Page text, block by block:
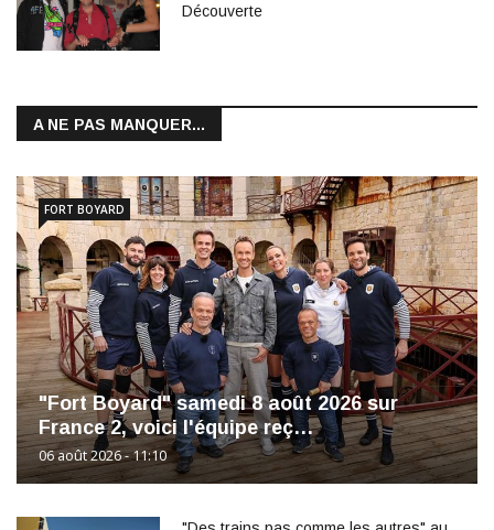
Découverte
A NE PAS MANQUER...
"Fort Boyard" samedi 8 août 2026 sur
France 2, voici l'équipe reç…
06 août 2026 - 11:10
FORT BOYARD